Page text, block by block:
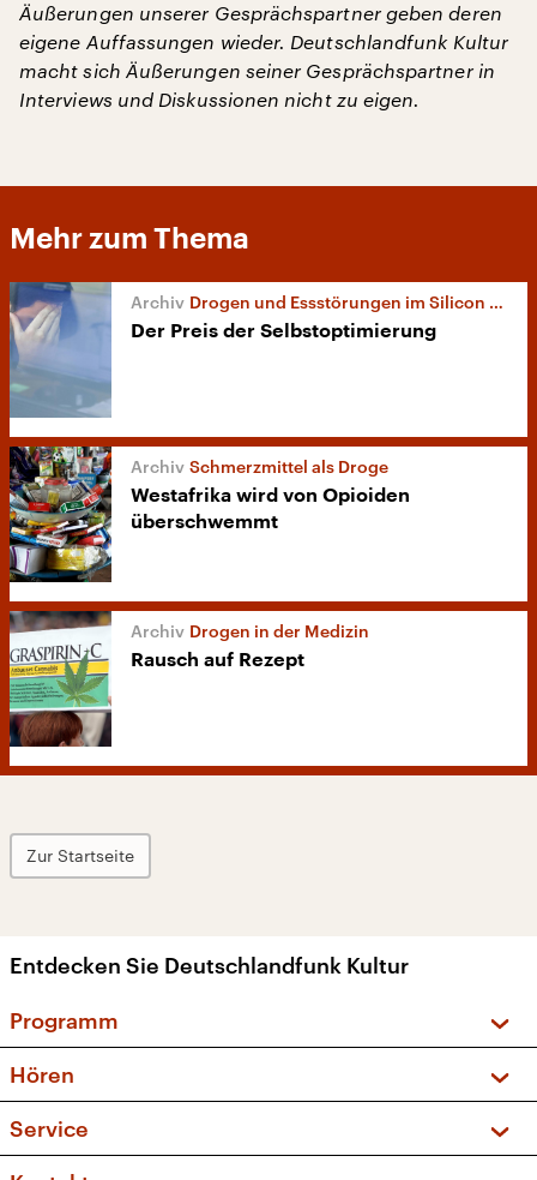
Äußerungen unserer Gesprächspartner geben deren
eigene Auffassungen wieder. Deutschlandfunk Kultur
macht sich Äußerungen seiner Gesprächspartner in
Interviews und Diskussionen nicht zu eigen.
Mehr zum Thema
Drogen und Essstörungen im Silicon Valley
Der Preis der Selbstoptimierung
Schmerzmittel als Droge
Westafrika wird von Opioiden
überschwemmt
Drogen in der Medizin
Rausch auf Rezept
Zur Startseite
Entdecken Sie Deutschlandfunk Kultur
Programm
Sendungen und Podcasts
Musikliste
Hören
Frequenzen (UKW + DAB+)
Service
FAQ